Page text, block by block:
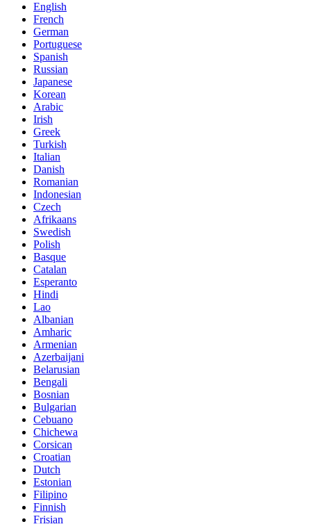
English
French
German
Portuguese
Spanish
Russian
Japanese
Korean
Arabic
Irish
Greek
Turkish
Italian
Danish
Romanian
Indonesian
Czech
Afrikaans
Swedish
Polish
Basque
Catalan
Esperanto
Hindi
Lao
Albanian
Amharic
Armenian
Azerbaijani
Belarusian
Bengali
Bosnian
Bulgarian
Cebuano
Chichewa
Corsican
Croatian
Dutch
Estonian
Filipino
Finnish
Frisian